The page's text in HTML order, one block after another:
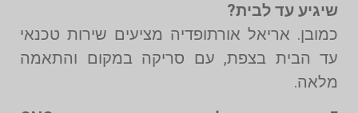
שיגיע עד לבית?
כמובן. אריאל אורתופדיה מציעים שירות טכנאי
עד הבית בצפת, עם סריקה במקום והתאמה
מלאה.